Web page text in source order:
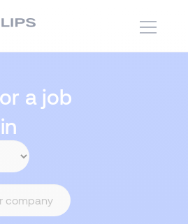
a job